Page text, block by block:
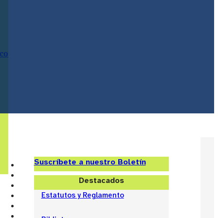
Suscríbete a nuestro Boletín
Destacados
Estatutos y Reglamento